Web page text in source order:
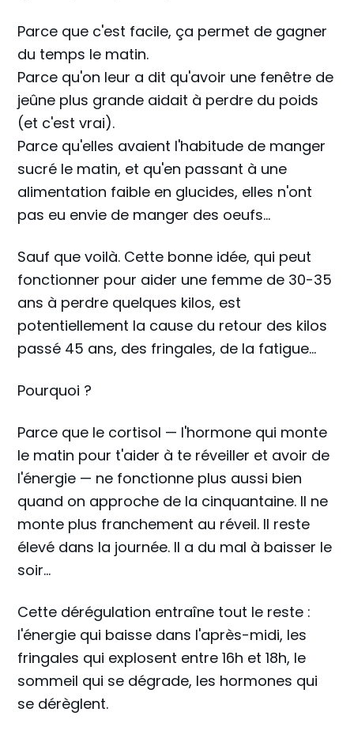
Parce que c'est facile, ça permet de gagner
du temps le matin.
Parce qu'on leur a dit qu'avoir une fenêtre de
jeûne plus grande aidait à perdre du poids
(et c'est vrai).
Parce qu'elles avaient l'habitude de manger
sucré le matin, et qu'en passant à une
alimentation faible en glucides, elles n'ont
pas eu envie de manger des oeufs...
Sauf que voilà. Cette bonne idée, qui peut
fonctionner pour aider une femme de 30-35
ans à perdre quelques kilos, est
potentiellement la cause du retour des kilos
passé 45 ans, des fringales, de la fatigue...
Pourquoi ?
Parce que le cortisol — l'hormone qui monte
le matin pour t'aider à te réveiller et avoir de
l'énergie — ne fonctionne plus aussi bien
quand on approche de la cinquantaine. Il ne
monte plus franchement au réveil. Il reste
élevé dans la journée. Il a du mal à baisser le
soir...
Cette dérégulation entraîne tout le reste :
l'énergie qui baisse dans l'après-midi, les
fringales qui explosent entre 16h et 18h, le
sommeil qui se dégrade, les hormones qui
se dérèglent.